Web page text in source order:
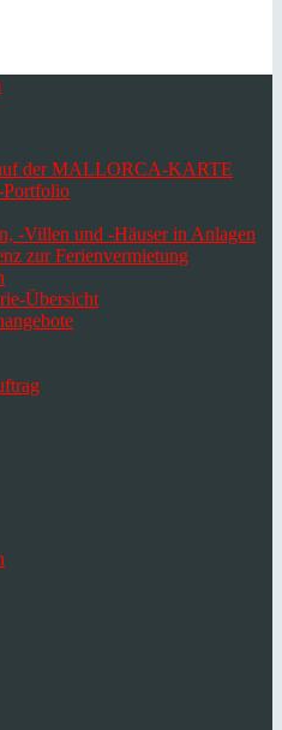
der MALLORCA-KARTE
-Villen und -Häuser in Anlagen
zur Ferienvermietung
Übersicht